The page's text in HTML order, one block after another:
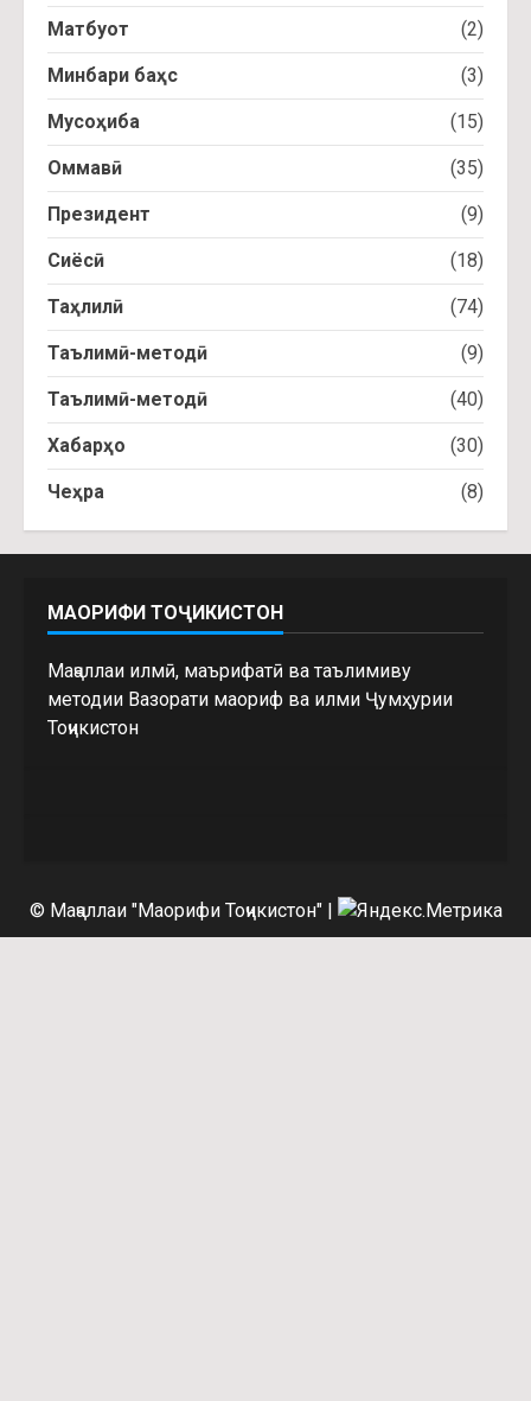
Матбуот (2)
Минбари баҳс (3)
Мусоҳиба (15)
Оммавӣ (35)
Президент (9)
Сиёсӣ (18)
Таҳлилӣ (74)
Таълимӣ-методӣ (9)
Таълимӣ-методӣ (40)
Хабарҳо (30)
Чеҳра (8)
МАОРИФИ ТОҶИКИСТОН
Маҷаллаи илмӣ, маърифатӣ ва таълимиву
методии Вазорати маориф ва илми Ҷумҳурии
Тоҷикистон
© Маҷаллаи "Маорифи Тоҷикистон" |